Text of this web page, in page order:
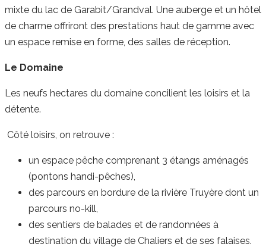
mixte du lac de Garabit/Grandval. Une auberge et un hôtel
de charme offriront des prestations haut de gamme avec
un espace remise en forme, des salles de réception.
Le Domaine
Les neufs hectares du domaine concilient les loisirs et la
détente.
Côté loisirs, on retrouve :
un espace pêche comprenant 3 étangs aménagés
(pontons handi-pêches),
des parcours en bordure de la rivière Truyère dont un
parcours no-kill,
des sentiers de balades et de randonnées à
destination du village de Chaliers et de ses falaises.